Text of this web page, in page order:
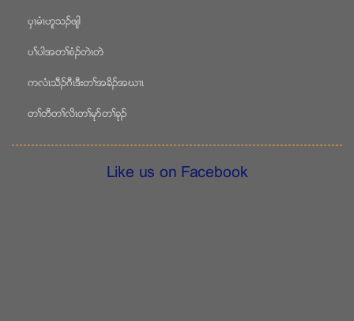
ပွၚမံၚဟူသဥဖ်ါ
ပႈပါအတႈစံဥတဲၚတဲ
ကလံၚသီဥဂီၚဒီးတႈအခိဥအဃ႕ၚ
တႈတီတႈလိၚတႈမုဏတႈခုဥ
Like us on Facebook